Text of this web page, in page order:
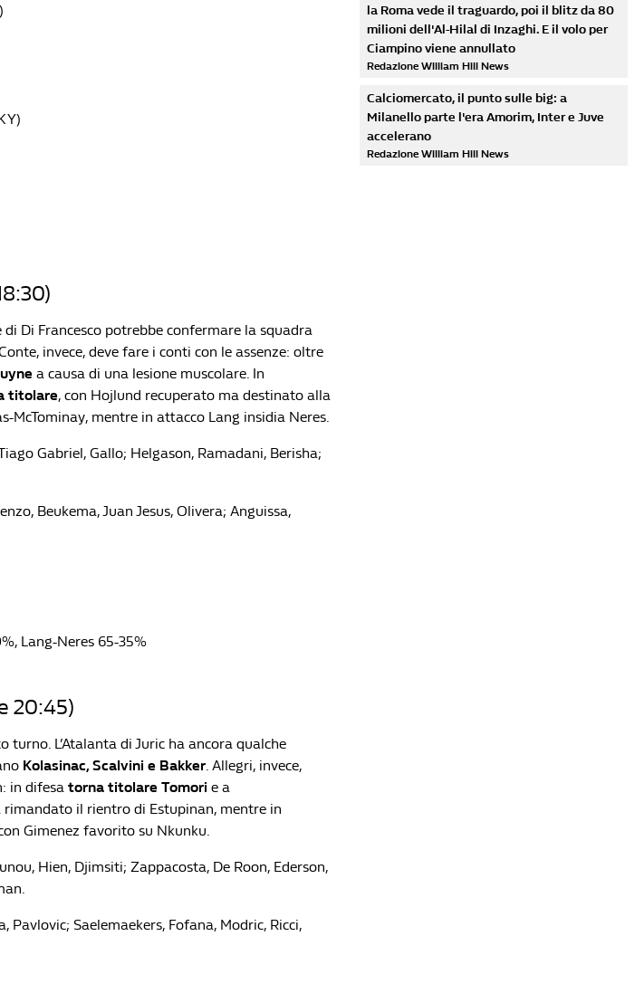
Di Francesco potrebbe confermare la squadra
invece, deve fare i conti con le assenze: oltre
a causa di una lesione muscolare. In
titolare, con Hojlund recuperato ma destinato alla
McTominay, mentre in attacco Lang insidia Neres.
Gabriel, Gallo; Helgason, Ramadani, Berisha;
Beukema, Juan Jesus, Olivera; Anguissa,
Lang-Neres 65-35%
20:45)
L’Atalanta di Juric ha ancora qualche
Kolasinac, Scalvini e Bakker. Allegri, invece,
in difesa torna titolare Tomori e a
rimandato il rientro di Estupinan, mentre in
Gimenez favorito su Nkunku.
Hien, Djimsiti; Zappacosta, De Roon, Ederson,
Pavlovic; Saelemaekers, Fofana, Modric, Ricci,
la Roma vede il traguardo, poi il blitz da 80
milioni dell'Al-Hilal di Inzaghi. E il volo per
Ciampino viene annullato
Redazione William Hill News
Calciomercato, il punto sulle big: a
Milanello parte l'era Amorim, Inter e Juve
accelerano
Redazione William Hill News